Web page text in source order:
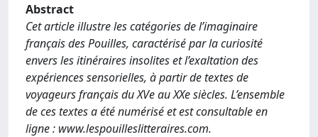
Abstract
Cet article illustre les catégories de l’imaginaire
français des Pouilles, caractérisé par la curiosité
envers les itinéraires insolites et l’exaltation des
expériences sensorielles, à partir de textes de
voyageurs français du XVe au XXe siècles. L’ensemble
de ces textes a été numérisé et est consultable en
ligne : www.lespouilleslitteraires.com.